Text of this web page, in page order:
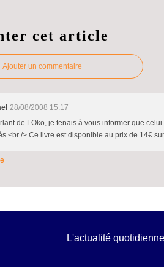
cet article
Ajouter un commentaire
28/08/2008 15:17
de LOko, je tenais à vous informer que
/> Ce livre est disponible au prix de 14€
L'actualité